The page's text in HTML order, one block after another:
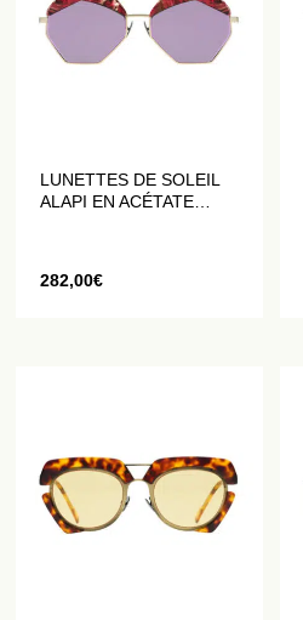
LUNETTES DE SOLEIL
ALAPI EN ACÉTATE
282,00€